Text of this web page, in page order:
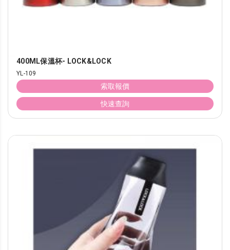
400ML保溫杯- LOCK&LOCK
YL-109
索取報價
快速查詢